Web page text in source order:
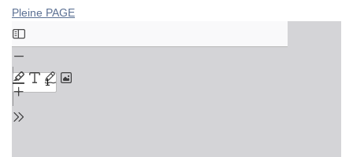
Pleine PAGE
Aller
au
contenu
PDF